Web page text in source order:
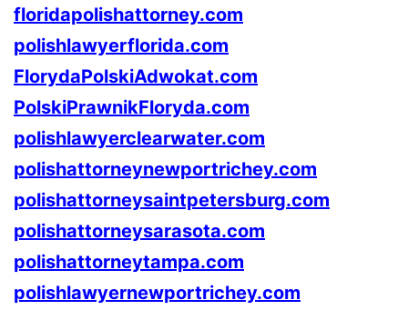
floridapolishattorney.com
polishlawyerflorida.com
FlorydaPolskiAdwokat.com
PolskiPrawnikFloryda.com
polishlawyerclearwater.com
polishattorneynewportrichey.com
polishattorneysaintpetersburg.com
polishattorneysarasota.com
polishattorneytampa.com
polishlawyernewportrichey.com